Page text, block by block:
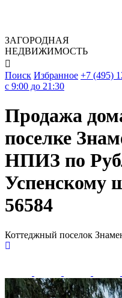
ЗАГОРОДНАЯ
НЕДВИЖИМОСТЬ

Поиск Избранное +7 (495)
c 9:00 до 21:30
Продажа
поселке
НПИЗ по
Успенскому
56584
Коттеджный поселок